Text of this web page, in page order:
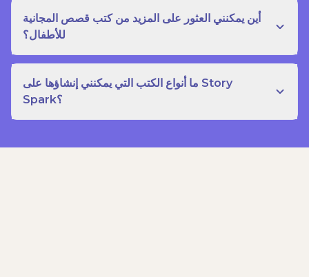
أين يمكنني العثور على المزيد من كتب قصص المجانية
للأطفال؟
ما أنواع الكتب التي يمكنني إنشاؤها على Story
Spark؟